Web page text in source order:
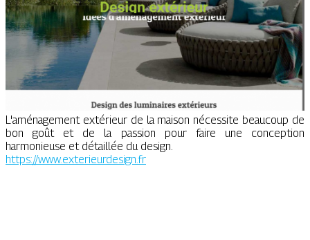
L'aménagement extérieur de la maison nécessite beaucoup de
bon goût et de la passion pour faire une conception
harmonieuse et détaillée du design.
https://www.exterieurdesign.fr